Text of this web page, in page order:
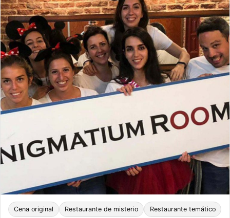
Cena original Restaurante de misterio Restaurante temático